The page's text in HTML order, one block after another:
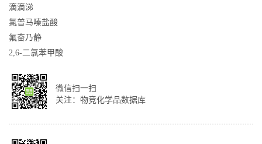
滴滴涕
氯普马嗪盐酸
氟奋乃静
2,6-二氯苯甲酸
微信扫一扫
关注：物竞化学品数据库